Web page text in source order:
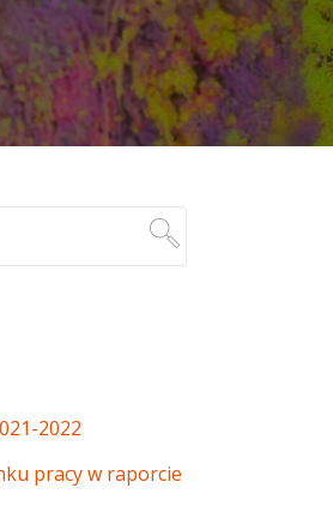
2022
pracy w raporcie